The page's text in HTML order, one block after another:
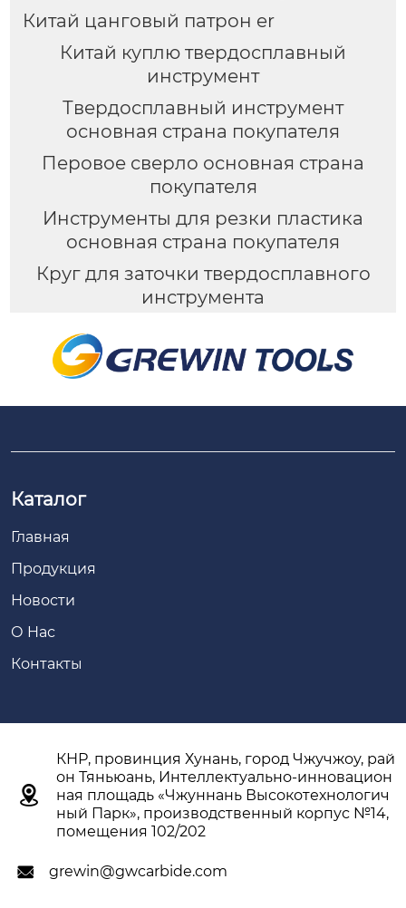
Китай цанговый патрон er
Китай куплю твердосплавный
инструмент
Твердосплавный инструмент
основная страна покупателя
Перовое сверло основная страна
покупателя
Инструменты для резки пластика
основная страна покупателя
Круг для заточки твердосплавного
инструмента
Каталог
Главная
Продукция
Новости
О Hас
Контакты

КНР, провинция Хунань, город Чжучжоу, рай
он Тяньюань, Интеллектуально-инновацион
ная площадь «Чжуннань Высокотехнологич
ный Парк», производственный корпус №14,
помещения 102/202
 grewin@gwcarbide.com